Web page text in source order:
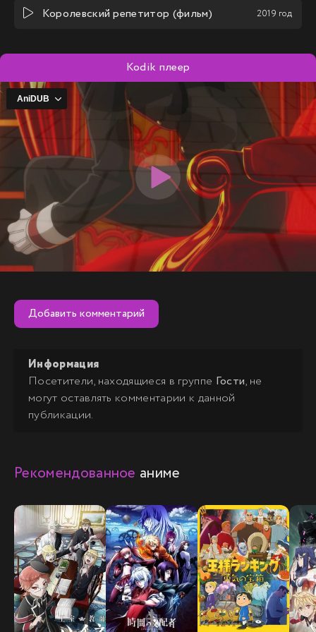
Королевский репетитор (фильм) 2019 год
Kodik плеер
Добавить комментарий
Информация
Посетители, находящиеся в группе Гости, не
могут оставлять комментарии к данной
публикации.
Рекомендованное аниме